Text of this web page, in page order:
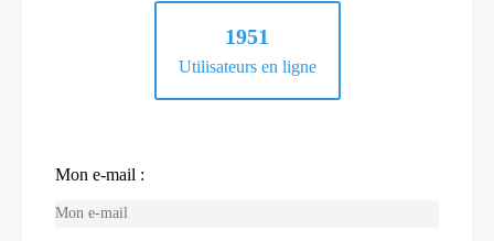
1951
Utilisateurs en ligne
Mon e-mail :